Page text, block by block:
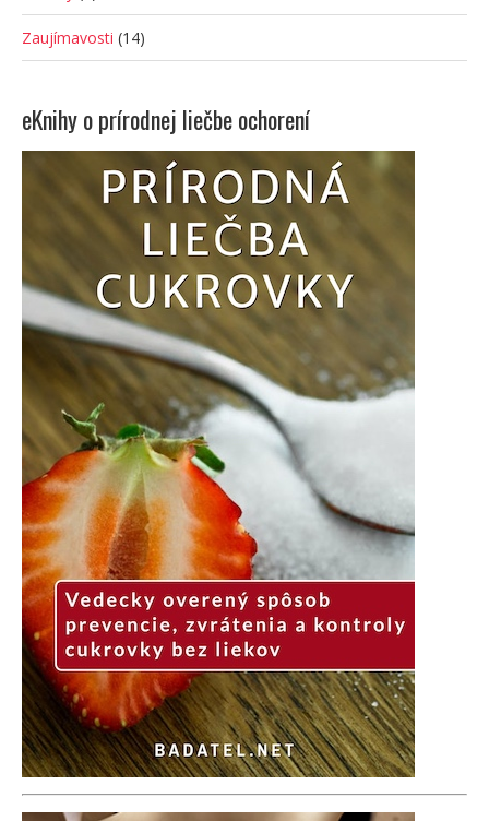
Zaujímavosti (14)
eKnihy o prírodnej liečbe ochorení